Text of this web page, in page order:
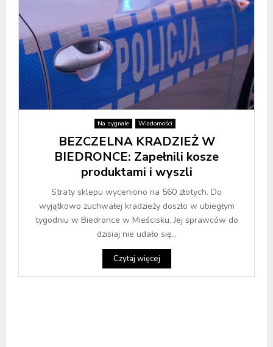
Na sygnale Wiadomości
BEZCZELNA KRADZIEŻ W
BIEDRONCE: Zapełnili kosze
produktami i wyszli
Straty sklepu wyceniono na 560 złotych. Do
wyjątkowo zuchwałej kradzieży doszło w ubiegłym
tygodniu w Biedronce w Mieścisku. Jej sprawców do
dzisiaj nie udało się...
Czytaj więcej